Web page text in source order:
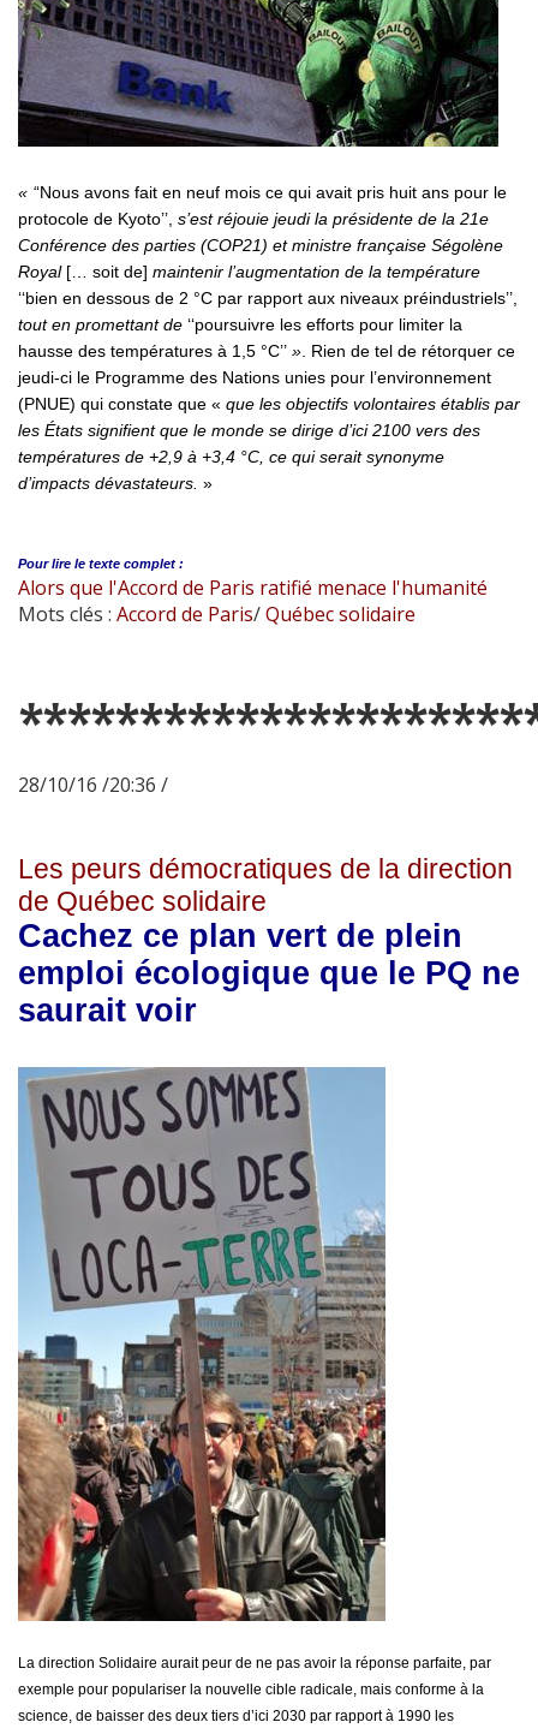
« ‘‘Nous avons fait en neuf mois ce qui avait pris huit ans pour le
protocole de Kyoto’’, s’est réjouie jeudi la présidente de la 21e
Conférence des parties (COP21) et ministre française Ségolène
Royal [… soit de] maintenir l’augmentation de la température
‘‘bien en dessous de 2 °C par rapport aux niveaux préindustriels’’,
tout en promettant de ‘‘poursuivre les efforts pour limiter la
hausse des températures à 1,5 °C’’ » . Rien de tel de rétorquer ce
jeudi-ci le Programme des Nations unies pour l’environnement
(PNUE) qui constate que « que les objectifs volontaires établis par
les États signifient que le monde se dirige d’ici 2100 vers des
températures de +2,9 à +3,4 °C, ce qui serait synonyme
d’impacts dévastateurs. »
Pour lire le texte complet :
Alors que l'Accord de Paris ratifié menace l'humanité
Mots clés : Accord de Paris/Québec solidaire
28/10/16 /20:36 /
Les peurs démocratiques de la direction
de Québec solidaire
Cachez ce plan vert de plein
emploi écologique que le PQ ne
saurait voir
La direction Solidaire aurait peur de ne pas avoir la réponse parfaite, par
exemple pour populariser la nouvelle cible radicale, mais conforme à la
science, de baisser des deux tiers d’ici 2030 par rapport à 1990 les